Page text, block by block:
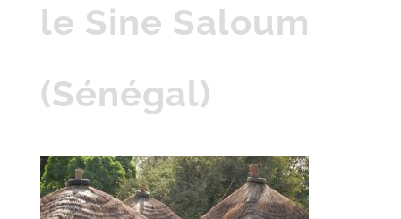
le Sine Saloum
(Sénégal)